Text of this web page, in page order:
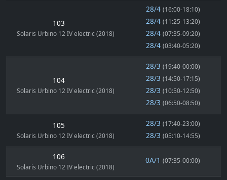
103
Solaris Urbino 12 IV electric (2018)
28/4 (16:00-18:10)
28/4 (11:25-13:20)
28/4 (07:35-09:20)
28/4 (03:40-05:20)
104
Solaris Urbino 12 IV electric (2018)
28/3 (19:40-00:00)
28/3 (14:50-17:15)
28/3 (10:50-12:50)
28/3 (06:50-08:50)
105
Solaris Urbino 12 IV electric (2018)
28/3 (17:40-23:00)
28/3 (05:10-14:55)
106
Solaris Urbino 12 IV electric (2018)
0A/1 (07:35-00:00)